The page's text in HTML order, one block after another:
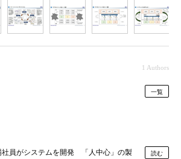
1 Authors
一覧
社員がシステムを開発 「人中心」の製
読む